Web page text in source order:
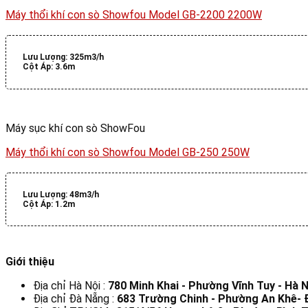
Máy thổi khí con sò Showfou Model GB-2200 2200W
Lưu Lượng: 325m3/h
Cột Áp: 3.6m
Máy sục khí con sò ShowFou
Máy thổi khí con sò Showfou Model GB-250 250W
Lưu Lượng:48m3/h
Cột Áp: 1.2m
Giới thiệu
Địa chỉ Hà Nội : 780 Minh Khai - Phường Vĩnh Tuy - Hà
Địa chỉ Đà Nẵng : 683 Trường Chinh - Phường An Khê-